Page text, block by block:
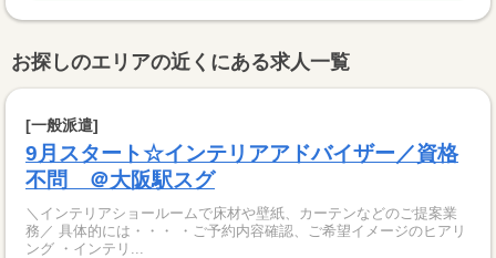
お探しのエリアの近くにある求人一覧
[一般派遣]
9月スタート☆インテリアアドバイザー／資格
不問 ＠大阪駅スグ
＼インテリアショールームで床材や壁紙、カーテンなどのご提案業
務／ 具体的には・・・ ・ご予約内容確認、ご希望イメージのヒアリ
ング ・インテリ...